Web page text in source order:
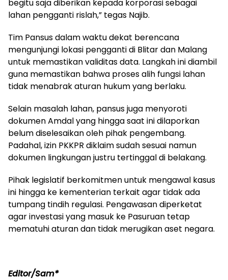
begitu saja diberikan kepada korporasi sebagai
lahan pengganti rislah,” tegas Najib.
Tim Pansus dalam waktu dekat berencana
mengunjungi lokasi pengganti di Blitar dan Malang
untuk memastikan validitas data. Langkah ini diambil
guna memastikan bahwa proses alih fungsi lahan
tidak menabrak aturan hukum yang berlaku.
Selain masalah lahan, pansus juga menyoroti
dokumen Amdal yang hingga saat ini dilaporkan
belum diselesaikan oleh pihak pengembang.
Padahal, izin PKKPR diklaim sudah sesuai namun
dokumen lingkungan justru tertinggal di belakang.
Pihak legislatif berkomitmen untuk mengawal kasus
ini hingga ke kementerian terkait agar tidak ada
tumpang tindih regulasi. Pengawasan diperketat
agar investasi yang masuk ke Pasuruan tetap
mematuhi aturan dan tidak merugikan aset negara.
Editor/Sam*